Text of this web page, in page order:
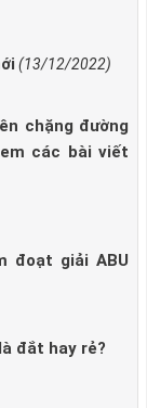
(13/12/2022)
chặng đường
các bài viết
đoạt giải ABU
đắt hay rẻ?